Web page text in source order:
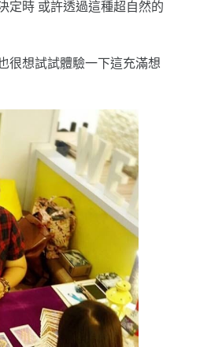
定時 或許透過這種超自然的
很想試試體驗一下這充滿想